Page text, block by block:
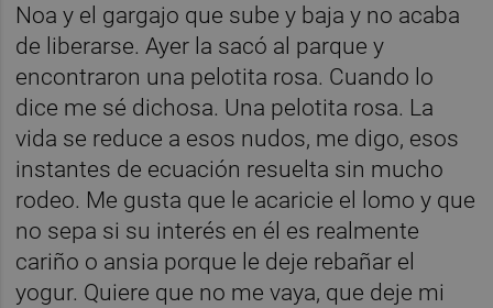
Noa y el gargajo que sube y baja y no acaba
de liberarse. Ayer la sacó al parque y
encontraron una pelotita rosa. Cuando lo
dice me sé dichosa. Una pelotita rosa. La
vida se reduce a esos nudos, me digo, esos
instantes de ecuación resuelta sin mucho
rodeo. Me gusta que le acaricie el lomo y que
no sepa si su interés en él es realmente
cariño o ansia porque le deje rebañar el
yogur. Quiere que no me vaya, que deje mi